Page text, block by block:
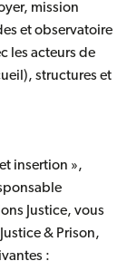
mission
et observatoire
les acteurs de
structures et
insertion »,
Justice, vous
& Prison,
: